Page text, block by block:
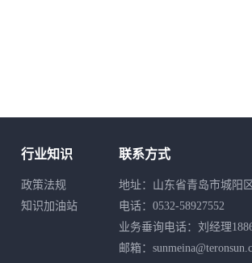
行业知识
政策法规
知识加油站
联系方式
地址：山东省青岛市城阳
电话： 0532-58927552
业务垂询电话：刘经理
邮箱：